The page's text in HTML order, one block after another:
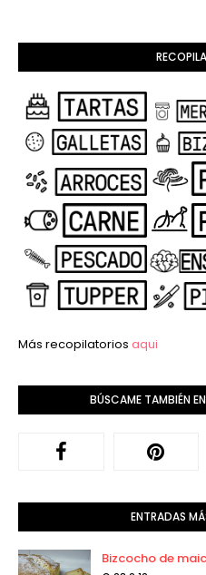
Más recopilatorios aqui
BÚSCAME TAMBIÉN
ENTRADAS
Bizcocho de